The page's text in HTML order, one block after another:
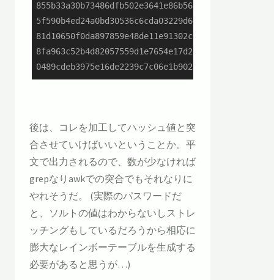
後は、コレを加工してハッシュ値と突
合させていけばいいということか。平
文で出力されるので、数が少なければ
grepなりawkでの突合でもそれなりに
やれそうだ。 (実際のパスワードだ
と、ソルトの値はわからないしストレ
ッチングもしているだろうから相応に
膨大なレインボーテーブルを生成する
必要があると思うが…)